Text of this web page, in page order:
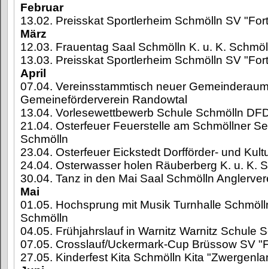
Februar
13.02. Preisskat Sportlerheim Schmölln SV
März
12.03. Frauentag Saal Schmölln K. u. K.
13.03. Preisskat Sportlerheim Schmölln SV
April
07.04. Vereinsstammtisch neuer
Gemeineförderverein Randowtal
13.04. Vorlesewettbewerb Schule Schmölln
21.04. Osterfeuer Feuerstelle am Schmöllner
Schmölln
23.04. Osterfeuer Eickstedt Dorfförder- und
24.04. Osterwasser holen Räuberberg K. u. K.
30.04. Tanz in den Mai Saal Schmölln
Mai
01.05. Hochsprung mit Musik Turnhalle
Schmölln
04.05. Frühjahrslauf in Warnitz Warnitz Schule
07.05. Crosslauf/Uckermark-Cup Brüssow SV
27.05. Kinderfest Kita Schmölln Kita